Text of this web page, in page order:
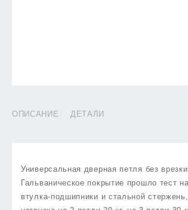
ОПИСАНИЕ ДЕТАЛИ
Универсальная дверная петля без
Гальваническое покрытие прошло тест
втулка-подшипники и стальной